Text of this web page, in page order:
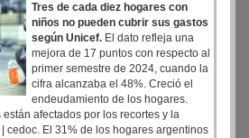
Tres de cada diez hogares con
niños no pueden cubrir sus gastos
según Unicef. El dato refleja una
mejora de 17 puntos con respecto al
primer semestre de 2024, cuando la
cifra alcanzaba el 48%. Creció el
endeudamiento de los hogares.
afectados por los recortes y la
cedoc. El 31% de los hogares argentinos